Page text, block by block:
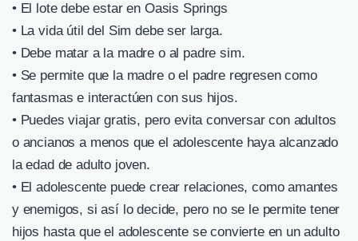
• El lote debe estar en Oasis Springs
• La vida útil del Sim debe ser larga.
• Debe matar a la madre o al padre sim.
• Se permite que la madre o el padre regresen como
fantasmas e interactúen con sus hijos.
• Puedes viajar gratis, pero evita conversar con adultos
o ancianos a menos que el adolescente haya alcanzado
la edad de adulto joven.
• El adolescente puede crear relaciones, como amantes
y enemigos, si así lo decide, pero no se le permite tener
hijos hasta que el adolescente se convierte en un adulto